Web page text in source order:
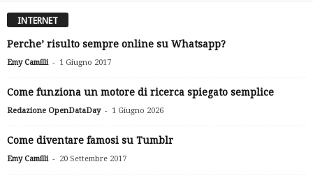
INTERNET
Perche’ risulto sempre online su Whatsapp?
Emy Camilli - 1 Giugno 2017
Come funziona un motore di ricerca spiegato semplice
Redazione OpenDataDay - 1 Giugno 2026
Come diventare famosi su Tumblr
Emy Camilli - 20 Settembre 2017